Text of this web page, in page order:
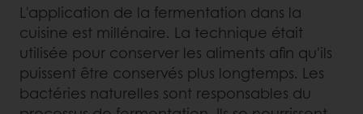
L'application de la fermentation dans la
cuisine est millénaire. La technique était
utilisée pour conserver les aliments afin qu'ils
puissent être conservés plus longtemps. Les
bactéries naturelles sont responsables du